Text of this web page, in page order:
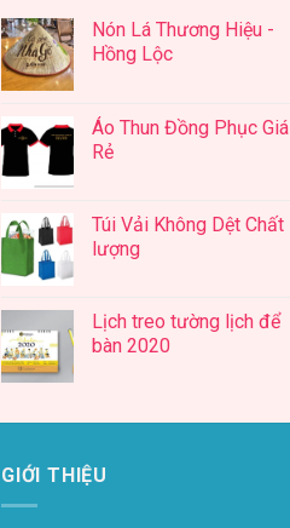
Nón Lá Thương Hiệu -
Hồng Lộc
Áo Thun Đồng Phục Giá
Rẻ
Túi Vải Không Dệt Chất
lượng
Lịch treo tường lịch để
bàn 2020
GIỚI THIỆU